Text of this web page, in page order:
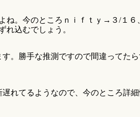
ね。今のところｎｉｆｔｙ→３/１６
込むでしょう。
。勝手な推測ですので間違ってた
れてるようなので、今のところ詳